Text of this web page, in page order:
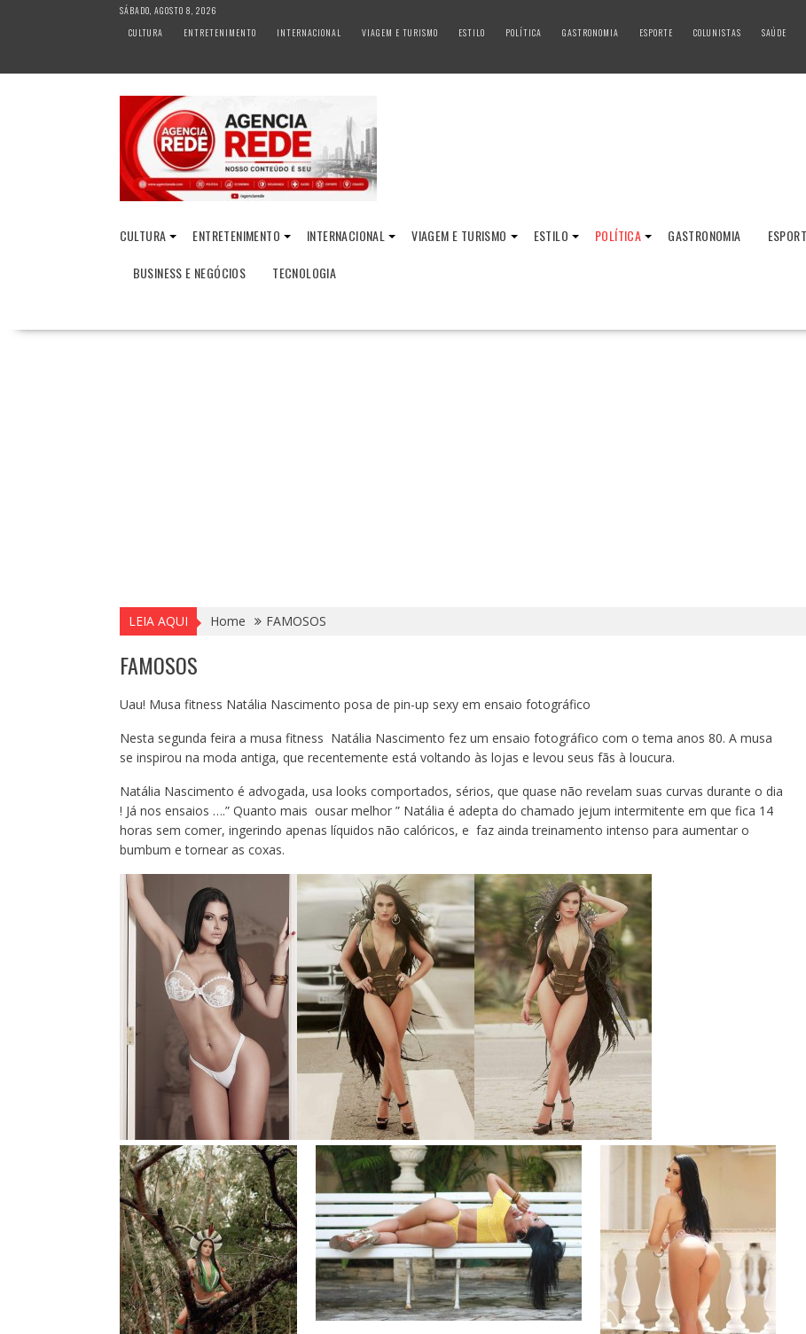
SÁBADO, AGOSTO 8, 2026
CULTURA
ENTRETENIMENTO INTERNACIONAL VIAGEM E TURISMO ESTILO POLÍTICA GASTRONOMIA ESPORTE COLUNISTAS SAÚDE
CULTURA ENTRETENIMENTO INTERNACIONAL VIAGEM E TURISMO ESTILO POLÍTICA GASTRONOMIA
BUSINESS E NEGÓCIOS
TECNOLOGIA
LEIA AQUI Home FAMOSOS
FAMOSOS
Uau! Musa fitness Natália Nascimento posa de pin-up sexy em ensaio fotográfico
Nesta segunda feira a musa fitness Natália Nascimento fez um ensaio fotográfico com o tema anos 80. A musa
se inspirou na moda antiga, que recentemente está voltando às lojas e levou seus fãs à loucura.
Natália Nascimento é advogada, usa looks comportados, sérios, que quase não revelam suas curvas durante o dia
! Já nos ensaios ….” Quanto mais ousar melhor ” Natália é adepta do chamado jejum intermitente em que fica 14
horas sem comer, ingerindo apenas líquidos não calóricos, e faz ainda treinamento intenso para aumentar o
bumbum e tornear as coxas.